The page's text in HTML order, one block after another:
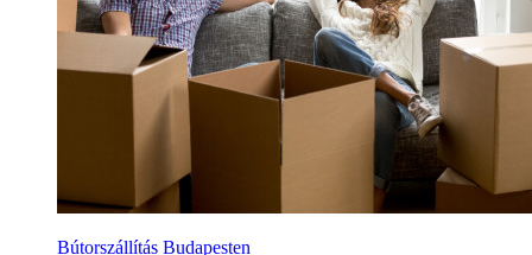
Bútorszállítás Budapesten